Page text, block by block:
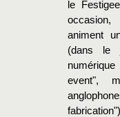
le
occasion,
animent
(dans le
event",